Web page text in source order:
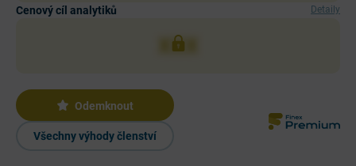
Cenový cíl analytiků Detaily
XXX
Odemknout
Všechny výhody členství